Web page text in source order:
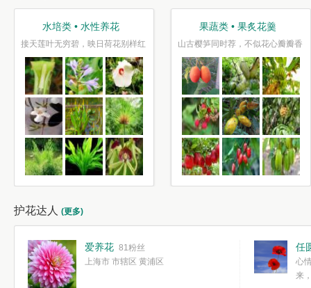
水培类 • 水性养花
接天莲叶无穷碧，映日荷花别样红
果蔬类 • 果炙花羹
山古樱笋同时荐，不似花心瓣瓣香
护花达人 (更多)
爱养花 81粉丝
上海市 市辖区 黄浦区
任
心
来